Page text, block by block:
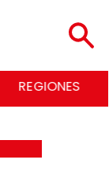
ECONOMÍA